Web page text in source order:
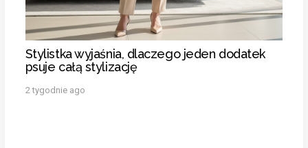
Stylistka wyjaśnia, dlaczego jeden dodatek
psuje całą stylizację
2 tygodnie ago